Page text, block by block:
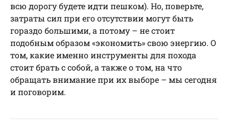
всю дорогу будете идти пешком). Но, поверьте,
затраты сил при его отсутствии могут быть
гораздо большими, а потому – не стоит
подобным образом «экономить» свою энергию. О
том, какие именно инструменты для похода
стоит брать с собой, а также о том, на что
обращать внимание при их выборе – мы сегодня
и поговорим.